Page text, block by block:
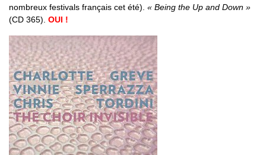
nombreux festivals français cet été). « Being the Up and Down »
(CD 365). OUI !